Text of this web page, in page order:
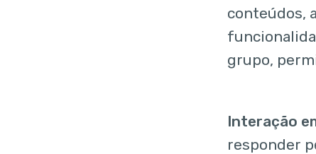
conteúdos,
grupo,
Interação
responder